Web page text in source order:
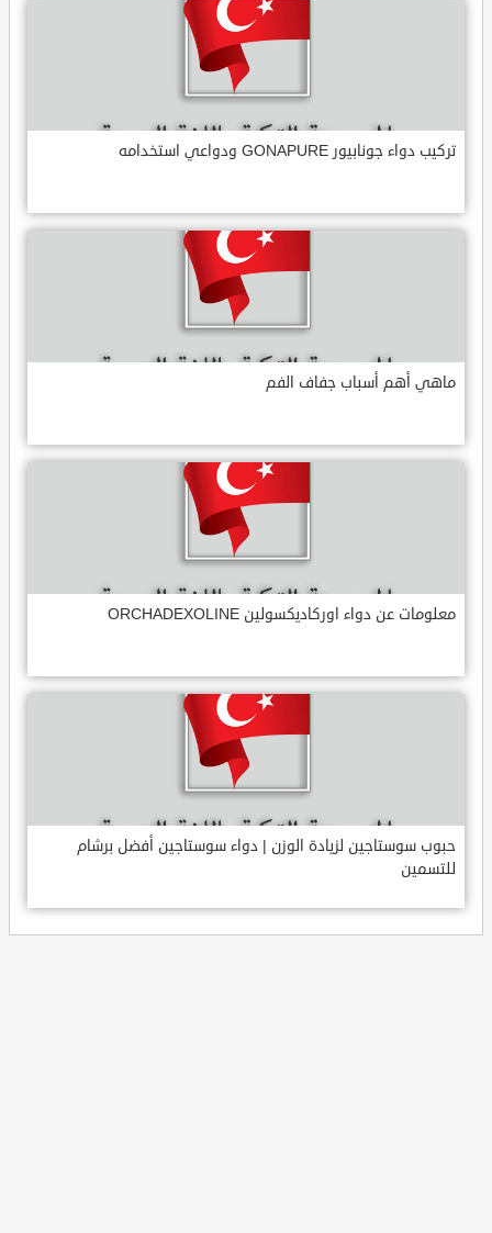
تركيب دواء جونابيور GONAPURE ودواعي استخدامه
ماهي أهم أسباب جفاف الفم
معلومات عن دواء اوركاديكسولين ORCHADEXOLINE
حبوب سوستاجين لزيادة الوزن | دواء سوستاجين أفضل برشام
للتسمين